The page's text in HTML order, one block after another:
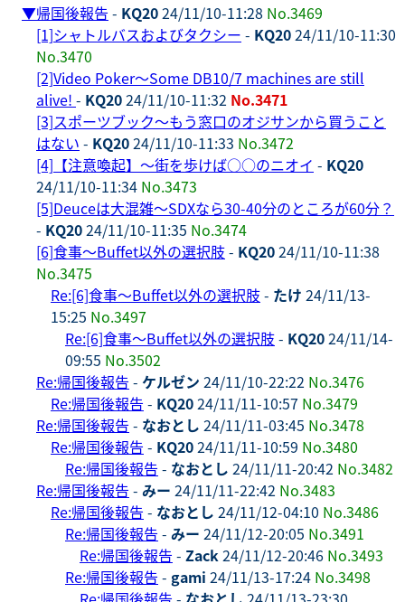
▼帰国後報告 - KQ2024/11/10-11:28 No.3469
[1]シャトルバスおよびタクシー - KQ2024/11/10-11:30
No.3470
[2]Video Poker～Some DB10/7 machines are still
alive! - KQ2024/11/10-11:32 No.3471
[3]スポーツブック～もう窓口のオジサンから買うこと
はない - KQ2024/11/10-11:33 No.3472
[4]【注意喚起】～街を歩けば○○のニオイ - KQ20
24/11/10-11:34 No.3473
[5]Deuceは大混雑～SDXなら30-40分のところが60分？
- KQ2024/11/10-11:35 No.3474
[6]食事～Buffet以外の選択肢- KQ2024/11/10-11:38
No.3475
Re:[6]食事～Buffet以外の選択肢- たけ 24/11/13-
15:25 No.3497
Re:[6]食事～Buffet以外の選択肢- KQ2024/11/14-
09:55 No.3502
Re:帰国後報告 - ケルゼン 24/11/10-22:22 No.3476
Re:帰国後報告 - KQ2024/11/11-10:57 No.3479
Re:帰国後報告 - なおとし 24/11/11-03:45 No.3478
Re:帰国後報告 - KQ2024/11/11-10:59 No.3480
Re:帰国後報告 - なおとし 24/11/11-20:42 No.3482
Re:帰国後報告 - みー 24/11/11-22:42 No.3483
Re:帰国後報告 - なおとし 24/11/12-04:10 No.3486
Re:帰国後報告 - みー 24/11/12-20:05 No.3491
Re:帰国後報告 - Zack24/11/12-20:46 No.3493
Re:帰国後報告 - gami 24/11/13-17:24 No.3498